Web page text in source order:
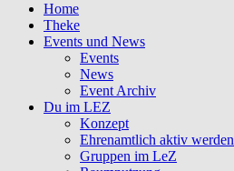
Home
Theke
Events und News
Events
News
Event Archiv
Du im LEZ
Konzept
Ehrenamtlich aktiv werden
Gruppen im LeZ